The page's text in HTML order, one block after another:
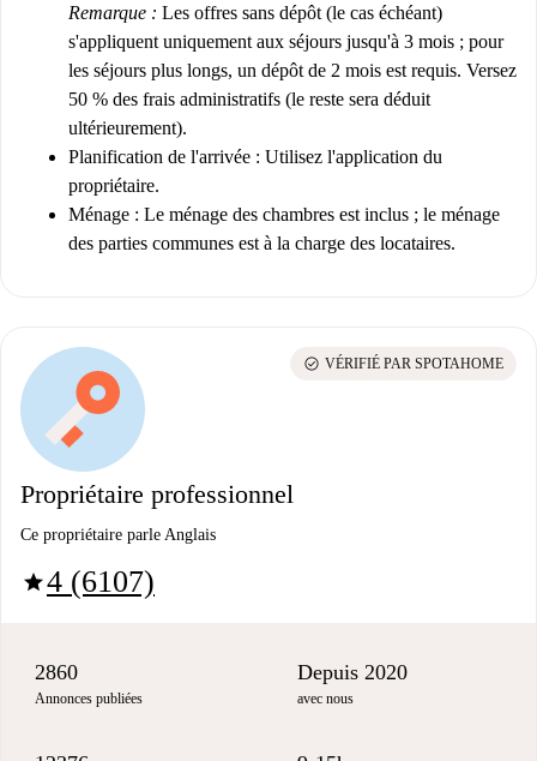
Remarque : Les offres sans dépôt (le cas échéant)
s'appliquent uniquement aux séjours jusqu'à 3 mois ; pour
les séjours plus longs, un dépôt de 2 mois est requis. Versez
50 % des frais administratifs (le reste sera déduit
ultérieurement).
Planification de l'arrivée : Utilisez l'application du
propriétaire.
Ménage : Le ménage des chambres est inclus ; le ménage
des parties communes est à la charge des locataires.
Propriétaire professionnel
Ce propriétaire parle Anglais
star4 (6107)
check_circle VÉRIFIÉ PAR SPOTAHOME
2860
Annonces publiées
Depuis 2020
avec nous